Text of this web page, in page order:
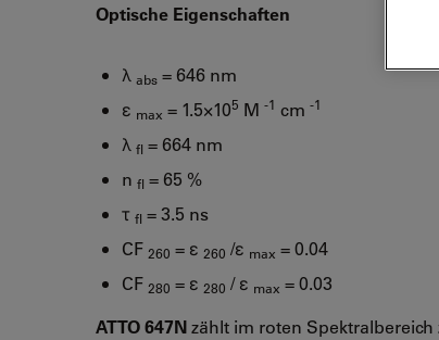
Optische Eigenschaften
λ abs = 646 nm
ε max = 1.5×105 M -1 cm -1
λ fl = 664 nm
n fl = 65 %
τ fl = 3.5 ns
CF 260 = ε 260 /ε max = 0.04
CF 280 = ε 280 / ε max = 0.03
ATTO 647Nzählt im roten